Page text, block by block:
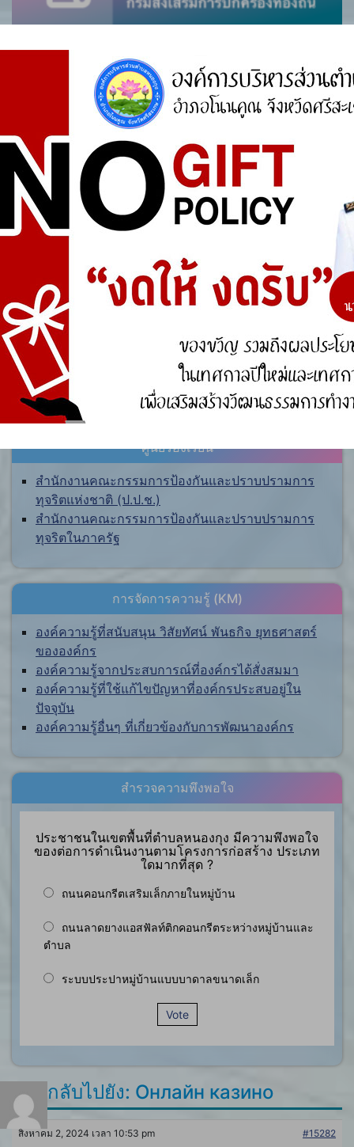
ศูนย์ร้องเรียน
สำนักงานคณะกรรมการป้องกันและปราบปรามการ
ทุจริตแห่งชาติ (ป.ป.ช.)
สำนักงานคณะกรรมการป้องกันและปราบปรามการ
ทุจริตในภาครัฐ
การจัดการความรู้ (KM)
องค์ความรู้ที่สนับสนุน วิสัยทัศน์ พันธกิจ ยุทธศาสตร์
ขององค์กร
องค์ความรู้จากประสบการณ์ที่องค์กรได้สั่งสมมา
องค์ความรู้ที่ใช้แก้ไขปัญหาที่องค์กรประสบอยู่ใน
ปัจจุบัน
องค์ความรู้อื่นๆ ที่เกี่ยวข้องกับการพัฒนาองค์กร
สำรวจความพึงพอใจ
ประชาชนในเขตพื้นที่ตำบลหนองกุง มีความพึงพอใจ
ของต่อการดำเนินงานตามโครงการก่อสร้าง ประเภท
ใดมากที่สุด ?
ถนนคอนกรีตเสริมเล็กภายในหมู่บ้าน
ถนนลาดยางแอสฟัลท์ติกคอนกรีตระหว่างหมู่บ้านและ
ตำบล
ระบบประปาหมู่บ้านแบบบาดาลขนาดเล็ก
Vote
ตอบกลับไปยัง: Онлайн казино
สิงหาคม 2, 2024 เวลา 10:53 pm
#15282